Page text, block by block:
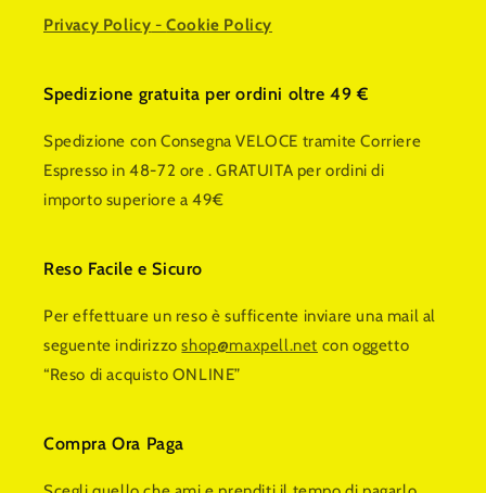
Privacy Policy -Cookie Policy
Spedizione gratuita per ordini oltre 49 €
Spedizione con Consegna VELOCE tramite Corriere
Espresso in 48-72 ore . GRATUITA per ordini di
importo superiore a 49€
Reso Facile e Sicuro
Per effettuare un reso è sufficente inviare una mail al
seguente indirizzoshop@maxpell.net con oggetto
“Reso di acquisto ONLINE”
Compra Ora Paga